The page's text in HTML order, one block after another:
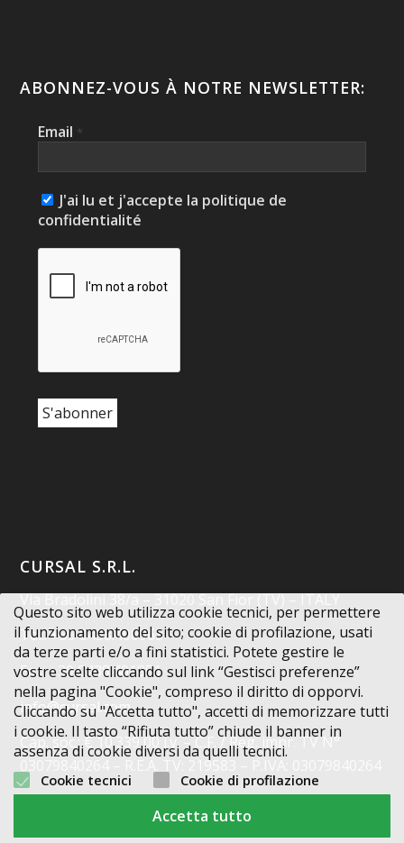
ABONNEZ-VOUS À NOTRE NEWSLETTER:
Email *
J'ai lu et j'accepte la politique de
confidentialité
CURSAL S.R.L.
Via Bradolini 38/a – 31020 San Fior (TV) – ITALY
Tel.: +39 0438.400963
Fax: +39 0438.401851
info@cursal.com
Cap. soc.: € 10.339,00 i.v. – C.F. / Reg. impr. TV N°
03079840264 – R.E.A. TV: 219583 – P.IVA: 03079840264
Questo sito web utilizza cookie tecnici, per permettere
il funzionamento del sito; cookie di profilazione, usati
da terze parti e/o a fini statistici. Potete gestire le
vostre scelte cliccando sul link “Gestisci preferenze”
nella pagina "Cookie", compreso il diritto di opporvi.
Cliccando su "Accetta tutto", accetti di memorizzare tutti
i cookie. Il tasto “Rifiuta tutto” chiude il banner in
assenza di cookie diversi da quelli tecnici.
Cookie tecnici Cookie di profilazione
Accetta tutto